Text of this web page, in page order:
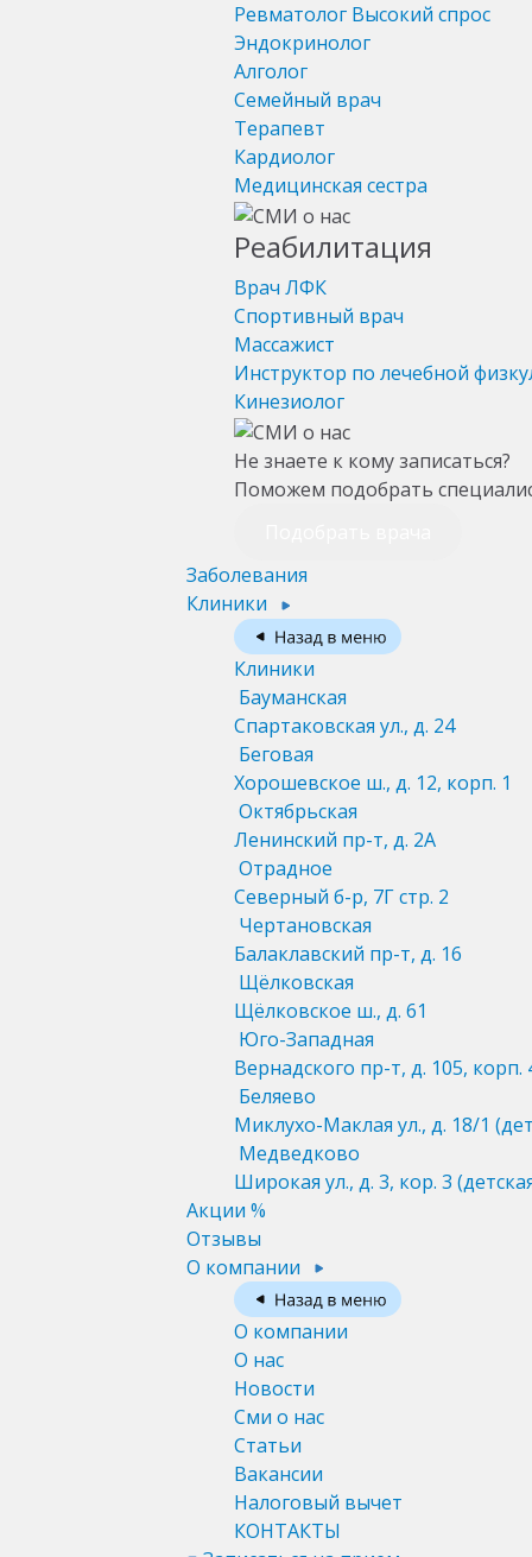
Ревматолог Высокий спрос
Эндокринолог
Алголог
Семейный врач
Терапевт
Кардиолог
Медицинская сестра
Реабилитация
Врач ЛФК
Спортивный врач
Массажист
Инструктор по лечебной
Кинезиолог
Не знаете к кому записаться?
Поможем подобрать
Заболевания
Клиники
Клиники
Бауманская
Спартаковская ул., д. 24
Беговая
Хорошевское ш., д. 12, корп. 1
Октябрьская
Ленинский пр-т, д. 2А
Отрадное
Северный б-р, 7Г стр. 2
Чертановская
Балаклавский пр-т, д. 16
Щёлковская
Щёлковское ш., д. 61
Юго-Западная
Вернадского пр-т, д. 105, корп.
Беляево
Миклухо-Маклая ул., д. 18/1
Медведково
Широкая ул., д. 3, кор. 3
Акции %
Отзывы
О компании
О компании
О нас
Новости
Сми о нас
Статьи
Вакансии
Налоговый вычет
КОНТАКТЫ